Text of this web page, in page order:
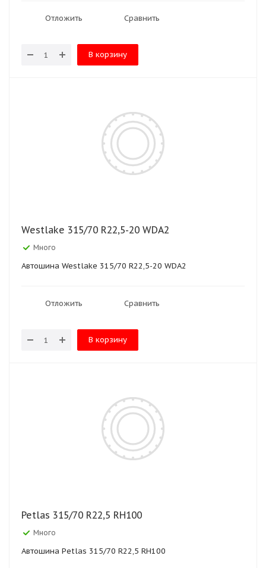
Отложить Сравнить
В корзину
Westlake 315/70 R22,5-20 WDA2
Много
Автошина Westlake 315/70 R22,5-20 WDA2
Отложить Сравнить
В корзину
Petlas 315/70 R22,5 RH100
Много
Автошина Petlas 315/70 R22,5 RH100